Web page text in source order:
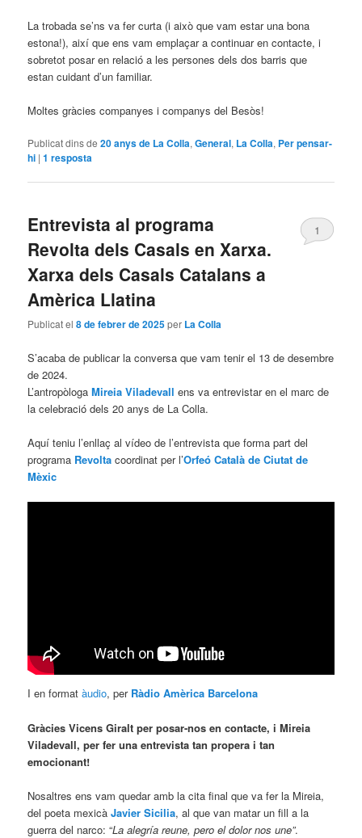
La trobada se’ns va fer curta (i això que vam estar una bona
estona!), així que ens vam emplaçar a continuar en contacte, i
sobretot posar en relació a les persones dels dos barris que
estan cuidant d’un familiar.
Moltes gràcies companyes i companys del Besòs!
Publicat dins de 20 anys de La Colla,General, La Colla, Per pensar-
hi |1 resposta
Entrevista al programa
Revolta dels Casals en Xarxa.
Xarxa dels Casals Catalans a
Amèrica Llatina
Publicat el8 de febrer de 2025per La Colla
1
S’acaba de publicar la conversa que vam tenir el 13 de desembre
de 2024.
L’antropòlogaMireia Viladevall ens va entrevistar en el marc de
la celebració dels 20 anys de La Colla.
Aquí teniu l’enllaç al vídeo de l’entrevista que forma part del
programa Revolta coordinat per l’Orfeó Català de Ciutat de
Mèxic
I en formatàudio, per Ràdio Amèrica Barcelona
Gràcies Vicens Giralt per posar-nos en contacte, i Mireia
Viladevall, per fer una entrevista tan propera i tan
emocionant!
Nosaltres ens vam quedar amb la cita final que va fer la Mireia,
del poeta mexicàJavier Sicilia, al que van matar un fill a la
guerra del narco: “La alegría reune, pero el dolor nos une”.